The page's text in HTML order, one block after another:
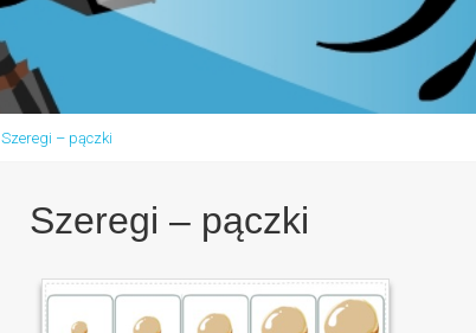
Szeregi – pączki
Szeregi – pączki